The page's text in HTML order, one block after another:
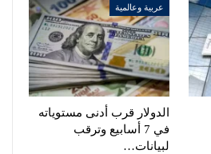
عربية وعالمية
الدولار قرب أدنى مستوياته
في 7 أسابيع وترقب
لبيانات…